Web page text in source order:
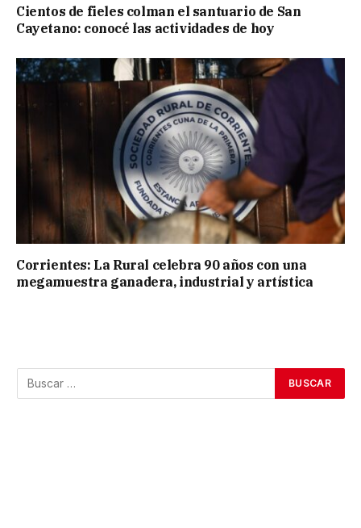
Cientos de fieles colman el santuario de San
Cayetano: conocé las actividades de hoy
Corrientes: La Rural celebra 90 años con una
megamuestra ganadera, industrial y artística